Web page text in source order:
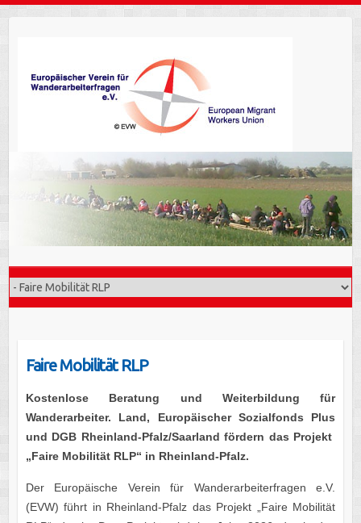
Faire Mobilität RLP
Kostenlose Beratung und Weiterbildung für
Wanderarbeiter. Land, Europäischer Sozialfonds Plus
und DGB Rheinland-Pfalz/Saarland fördern das Projekt
„Faire Mobilität RLP“ in Rheinland-Pfalz.
Der Europäische Verein für Wanderarbeiterfragen e.V.
(EVW) führt in Rheinland-Pfalz das Projekt „Faire Mobilität